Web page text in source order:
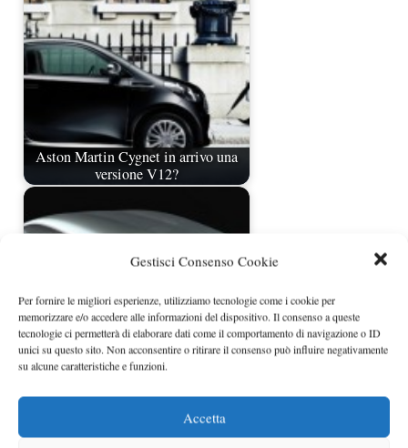
Gestisci Consenso Cookie
Per fornire le migliori esperienze, utilizziamo tecnologie come i cookie per
memorizzare e/o accedere alle informazioni del dispositivo. Il consenso a queste
tecnologie ci permetterà di elaborare dati come il comportamento di navigazione o ID
unici su questo sito. Non acconsentire o ritirare il consenso può influire negativamente
su alcune caratteristiche e funzioni.
Accetta
Aston Martin Cygnet in arrivo una
versione V12?
by Zagato